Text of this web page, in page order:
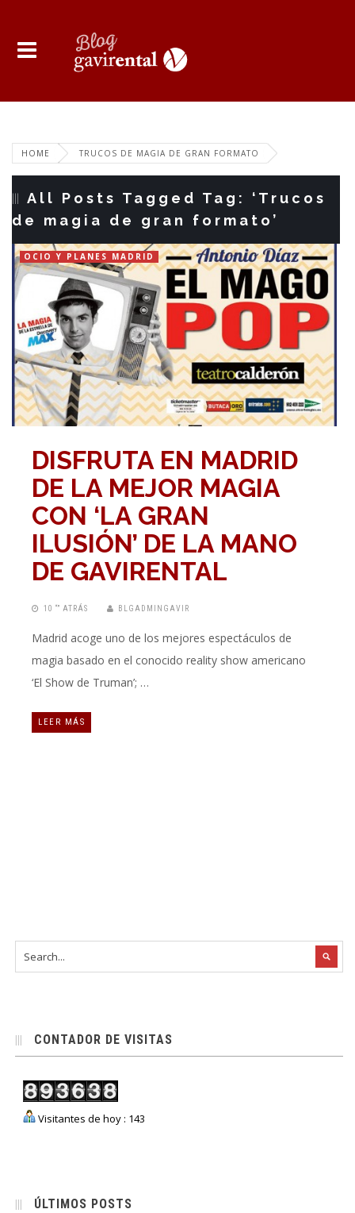
HOME TRUCOS DE MAGIA DE GRAN FORMATO
All Posts Tagged Tag: ‘Trucos
de magia de gran formato’
OCIO Y PLANES MADRID
DISFRUTA EN MADRID
DE LA MEJOR MAGIA
CON ‘LA GRAN
ILUSIÓN’ DE LA MANO
DE GAVIRENTAL
10 “” ATRÁS BLGADMINGAVIR
Madrid acoge uno de los mejores espectáculos de
magia basado en el conocido reality show americano
‘El Show de Truman’; …
LEER MÁS
CONTADOR DE VISITAS
Visitantes de hoy : 143
ÚLTIMOS POSTS